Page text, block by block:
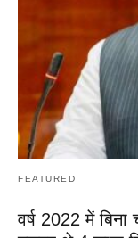
FEATURED
वर्ष 2022 में